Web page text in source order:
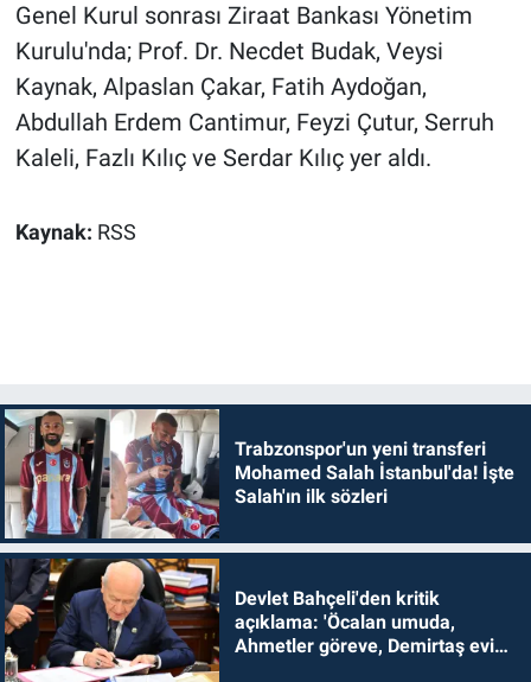
Genel Kurul sonrası Ziraat Bankası Yönetim
Kurulu'nda; Prof. Dr. Necdet Budak, Veysi
Kaynak, Alpaslan Çakar, Fatih Aydoğan,
Abdullah Erdem Cantimur, Feyzi Çutur, Serruh
Kaleli, Fazlı Kılıç ve Serdar Kılıç yer aldı.
Kaynak: RSS
Trabzonspor'un yeni transferi
Mohamed Salah İstanbul'da! İşte
Salah'ın ilk sözleri
Devlet Bahçeli'den kritik
açıklama: 'Öcalan umuda,
Ahmetler göreve, Demirtaş evine